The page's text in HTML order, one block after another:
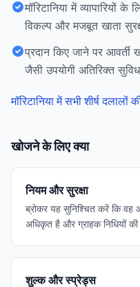
मॉरिटानिया में व्यापारियों
विकल्प और मजबूत खाता
प्रदान किए जाने पर आवर्ती
जैसी उपयोगी अतिरिक्त
मॉरिटानिया में सभी शीर्ष दलालों
खोजने के लिए क्या
नियम और सुरक्षा
ब्रोकर यह सुनिश्चित करें कि
अधिकृत है और ग्राहक निधियों की
शुल्क और स्प्रेड्स